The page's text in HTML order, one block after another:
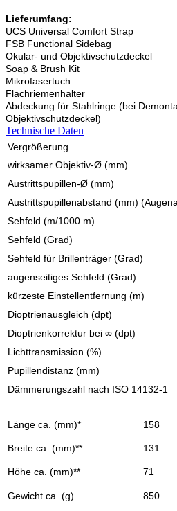
Lieferumfang:
UCS Universal Comfort Strap
FSB Functional Sidebag
Okular- und Objektivschutzdeckel
Soap & Brush Kit
Mikrofasertuch
Flachriemenhalter
Abdeckung für Stahlringe (bei
Objektivschutzdeckel)
Technische Daten
Vergrößerung
wirksamer Objektiv-Ø (mm)
Austrittspupillen-Ø (mm)
Austrittspupillenabstand (mm)
Sehfeld (m/1000 m)
Sehfeld (Grad)
Sehfeld für Brillenträger (Grad)
augenseitiges Sehfeld (Grad)
kürzeste Einstellentfernung (m)
Dioptrienausgleich (dpt)
Dioptrienkorrektur bei ∞ (dpt)
Lichttransmission (%)
Pupillendistanz (mm)
Dämmerungszahl nach ISO 14132-1
Länge ca. (mm)* 158
Breite ca. (mm)** 131
Höhe ca. (mm)** 71
Gewicht ca. (g) 850